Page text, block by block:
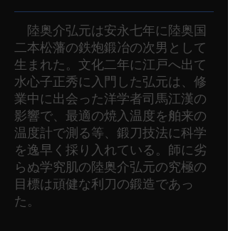
陸奥介弘元は安永七年に陸奥国
二本松藩の鉄炮鍛冶の次男として
生まれた。文化二年に江戸へ出て
水心子正秀に入門した弘元は、修
業中に出会った洋学者司馬江漢の
影響で、最適の焼入温度を舶来の
温度計で測る等、鍛刀技法に科学
を逸早く採り入れている。師に劣
らぬ学究肌の陸奥介弘元の究極の
目標は頑健な利刀の鍛造であっ
た。